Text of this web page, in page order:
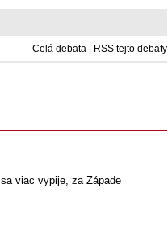
Celá debata | RSS tejto debaty
viac vypije, za Západe